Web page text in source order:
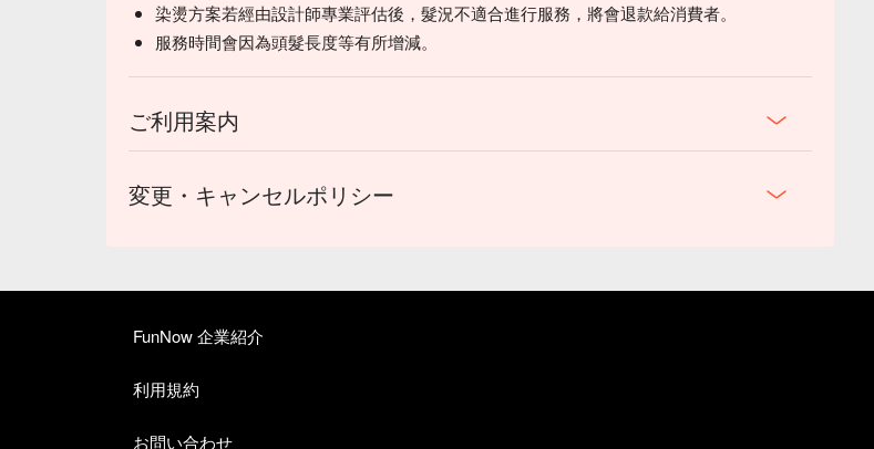
染燙方案若經由設計師專業評估後，髮況不適合進行服務，將會退款給消費者。
服務時間會因為頭髮長度等有所增減。
ご利用案内
変更・キャンセルポリシー
FunNow 企業紹介
利用規約
お問い合わせ